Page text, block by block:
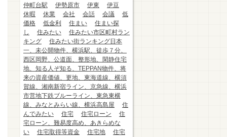
仲町台駅
伊勢原市 伊東
伊豆
休暇
休業 会社 会話 会議
低
価格
低金利 住まい
住まい探
し
住みたい
住みたい市区町村ラン
キング
住みたい街ランキング日本
一、未公開物件、横浜駅、徒歩７分、
西区岡野、公道面、整形地、閑静住宅
地、知る人ぞ知る、TEPPAN物件、将
来の資産価値、更地、東海道線、横須
賀線、湘南新宿ライン、京急線、横浜
市営地下鉄ブルーライン、東急東横
線、みなとみらい線、横浜高島屋
住
んでみたい
住宅 住宅ローン
住
宅ローン、難易度高め、あきらめな
い
住宅取得等資金 住宅地
住宅